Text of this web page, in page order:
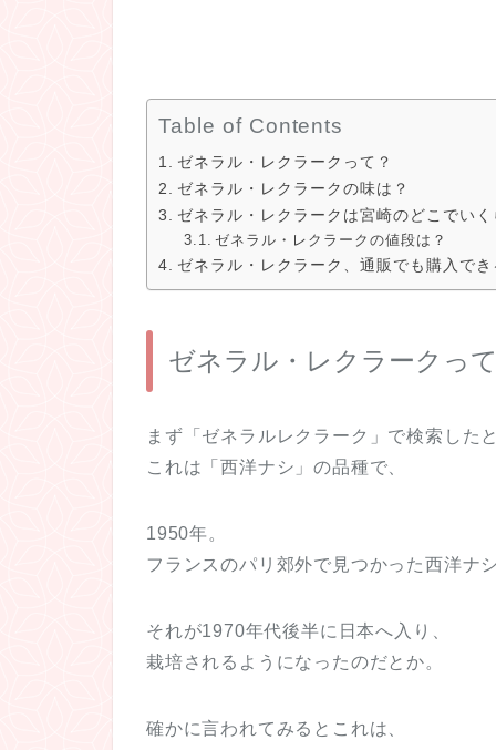
Table of Contents
ゼネラル・レクラークって？
ゼネラル・レクラークの味は？
ゼネラル・レクラークは宮崎のどこでい
ゼネラル・レクラークの値段は？
ゼネラル・レクラーク、通販でも購入で
ゼネラル・レクラークっ
まず「ゼネラルレクラーク」で検索した
これは「西洋ナシ」の品種で、
1950年。
フランスのパリ郊外で見つかった西洋ナ
それが1970年代後半に日本へ入り、
栽培されるようになったのだとか。
確かに言われてみるとこれは、